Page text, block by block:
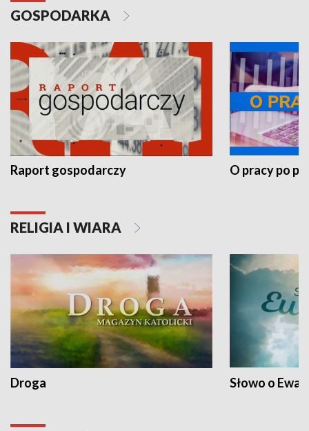
GOSPODARKA
Raport gospodarczy O pracy po
RELIGIA I WIARA
Droga Słowo o